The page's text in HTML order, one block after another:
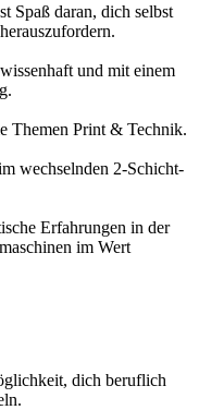
Spaß daran, dich selbst
und mit einem
Themen Print & Technik.
wechselnden 2-Schicht-
Erfahrungen in der
im Wert
dich beruflich